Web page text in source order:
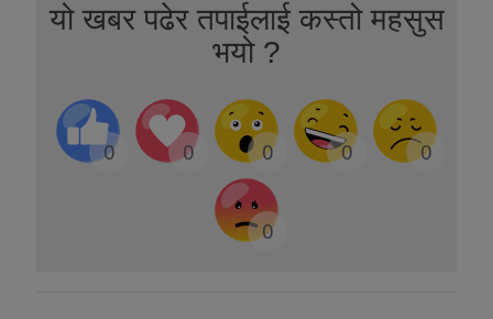
यो खबर पढेर तपाईलाई कस्तो महसुस
भयो ?
0 0 0 0 0
0